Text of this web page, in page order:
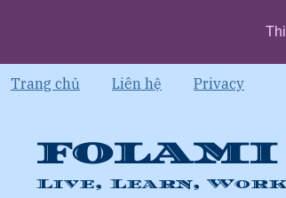
Trang chủ Liên hệ Privacy
FOLAMI
Live, Learn,